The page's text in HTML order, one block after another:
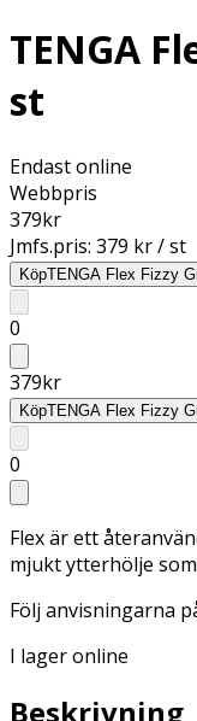
TENGA
st
Endast online
Webbpris
379kr
Jmfs.pris: 379 kr / st
KöpTENGA Flex Fizzy
0
379kr
KöpTENGA Flex Fizzy
0
Flex är ett
mjukt ytterhölje
Följ anvisningarna
I lager online
Beskrivning